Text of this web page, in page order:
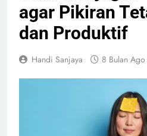
agar Pikiran
dan Produktif
Handi Sanjaya 8 Bulan Ago